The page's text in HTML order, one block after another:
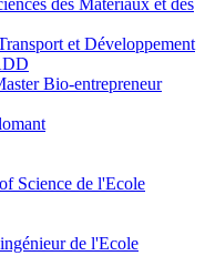
des Matériaux et des
et Développement
Bio-entrepreneur
Science de l'Ecole
de l'Ecole